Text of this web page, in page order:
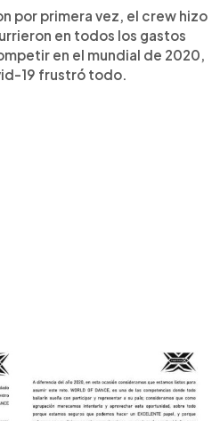
por primera vez, el crew hizo
en todos los gastos
en el mundial de 2020,
19 frustró todo.